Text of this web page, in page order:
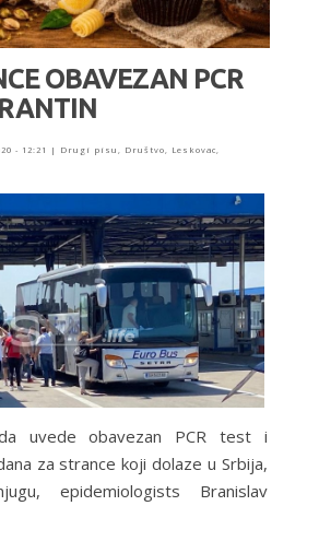
OBAVEZAN PCR
- 12:21 | Drugi pisu Društvo Leskovac
uvede obavezan PCR test i
za strance koji dolaze u Srbija,
epidemiologists Branislav